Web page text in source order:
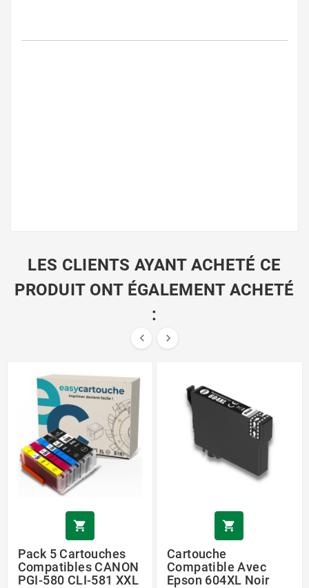
LES CLIENTS AYANT ACHETÉ CE
PRODUIT ONT ÉGALEMENT ACHETÉ
:
 

Pack 5 Cartouches
Compatibles CANON
PGI-580 CLI-581 XXL

Cartouche
Compatible Avec
Epson 604XL Noir